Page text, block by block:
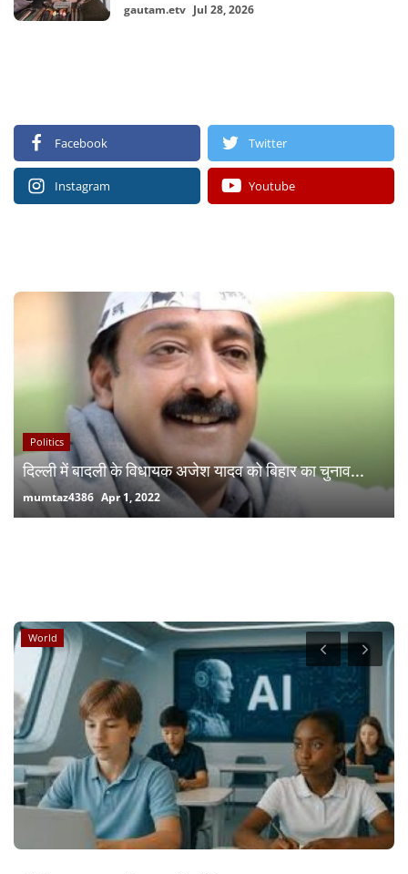
gautam.etv Jul 28, 2026
Facebook Twitter
Instagram Youtube
Politics
दिल्ली में बादली के विधायक अजेश यादव को बिहार का चुनाव...
mumtaz4386 Apr 1, 2022
World